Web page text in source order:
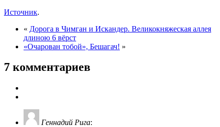
Источник.
« Дорога в Чимган и Искандер. Великокняжеская аллея
длиною 6 вёрст
«Очарован тобой», Бешагач! »
7 комментариев
Геннадий Рига: